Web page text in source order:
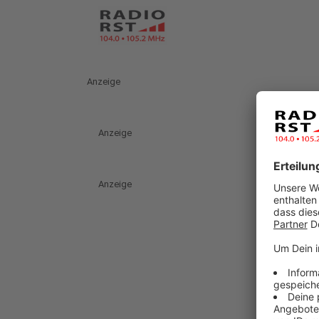
Anzeige
Anzeige
Anzeige